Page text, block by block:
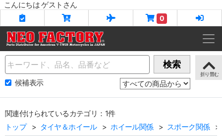
こんにちは ゲストさん
0
Name 検索
候補表示
関連付けられているカテゴリ：1件
トップ
タイヤ＆ホイール ホイール関係 スポーク関係